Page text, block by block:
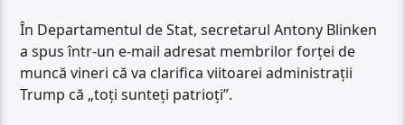
În Departamentul de Stat, secretarul Antony Blinken
a spus într-un e-mail adresat membrilor forței de
muncă vineri că va clarifica viitoarei administrații
Trump că „toți sunteți patrioți”.